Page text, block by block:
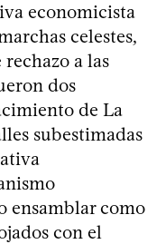
economicista
celestes,
a las
dos
de La
subestimadas
ensamblar como
con el